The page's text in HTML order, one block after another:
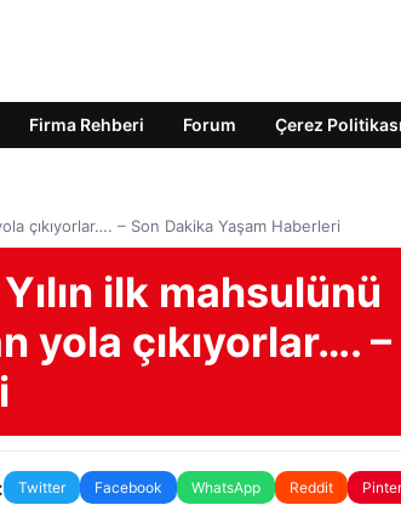
Firma Rehberi Forum Çerez Politikası
çıkıyorlar…. – Son Dakika Yaşam Haberleri
ilk mahsulünü
yola çıkıyorlar…. –
Twitter Facebook WhatsApp Reddit